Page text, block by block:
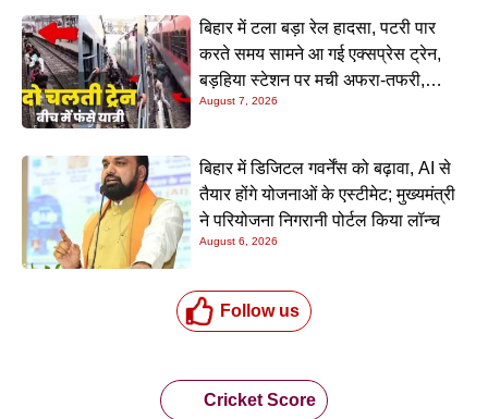
बिहार में टला बड़ा रेल हादसा, पटरी पार
करते समय सामने आ गई एक्सप्रेस ट्रेन,
बड़हिया स्टेशन पर मची अफरा-तफरी,
यात्रियों की लापरवाही आई सामने
August 7, 2026
बिहार में डिजिटल गवर्नेंस को बढ़ावा, AI से
तैयार होंगे योजनाओं के एस्टीमेट; मुख्यमंत्री
ने परियोजना निगरानी पोर्टल किया लॉन्च
August 6, 2026
Follow us
Cricket Score